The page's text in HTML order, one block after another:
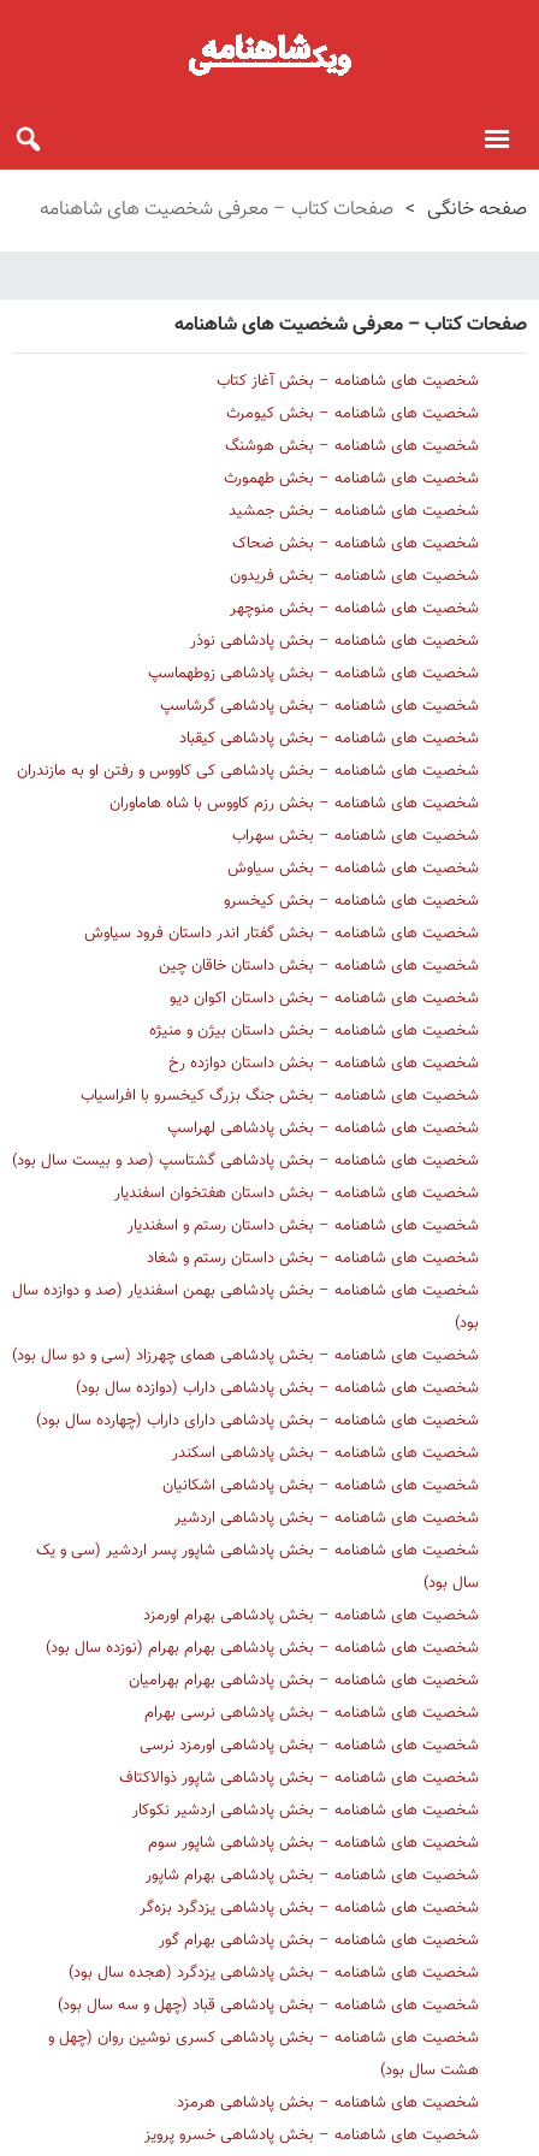
صفحه خانگی > صفحات کتاب – معرفی شخصیت های شاهنامه
صفحات کتاب – معرفی شخصیت های شاهنامه
شخصیت های شاهنامه – بخش آغاز کتاب
شخصیت های شاهنامه – بخش کیومرث
شخصیت های شاهنامه – بخش هوشنگ
شخصیت های شاهنامه – بخش طهمورث
شخصیت های شاهنامه – بخش جمشید
شخصیت های شاهنامه – بخش ضحاک
شخصیت های شاهنامه – بخش فریدون
شخصیت های شاهنامه – بخش منوچهر
شخصیت های شاهنامه – بخش پادشاهی نوذر
شخصیت های شاهنامه – بخش پادشاهی زوطهماسپ
شخصیت های شاهنامه – بخش پادشاهی گرشاسپ
شخصیت های شاهنامه – بخش پادشاهی کیقباد
شخصیت های شاهنامه – بخش پادشاهی کی کاووس و رفتن او به مازندران
شخصیت های شاهنامه – بخش رزم کاووس با شاه هاماوران
شخصیت های شاهنامه – بخش سهراب
شخصیت های شاهنامه – بخش سیاوش
شخصیت های شاهنامه – بخش کیخسرو
شخصیت های شاهنامه – بخش گفتار اندر داستان فرود سیاوش
شخصیت های شاهنامه – بخش داستان خاقان چین
شخصیت های شاهنامه – بخش داستان اکوان دیو
شخصیت های شاهنامه – بخش داستان بیژن و منیژه
شخصیت های شاهنامه – بخش داستان دوازده رخ
شخصیت های شاهنامه – بخش جنگ بزرگ کیخسرو با افراسیاب
شخصیت های شاهنامه – بخش پادشاهی لهراسپ
شخصیت های شاهنامه – بخش پادشاهی گشتاسپ (صد و بیست سال بود)
شخصیت های شاهنامه – بخش داستان هفتخوان اسفندیار
شخصیت های شاهنامه – بخش داستان رستم و اسفندیار
شخصیت های شاهنامه – بخش داستان رستم و شغاد
شخصیت های شاهنامه – بخش پادشاهی بهمن اسفندیار (صد و دوازده سال
بود)
شخصیت های شاهنامه – بخش پادشاهی همای چهرزاد (سی و دو سال بود)
شخصیت های شاهنامه – بخش پادشاهی داراب (دوازده سال بود)
شخصیت های شاهنامه – بخش پادشاهی دارای داراب (چهارده سال بود)
شخصیت های شاهنامه – بخش پادشاهی اسکندر
شخصیت های شاهنامه – بخش پادشاهی اشکانیان
شخصیت های شاهنامه – بخش پادشاهی اردشیر
شخصیت های شاهنامه – بخش پادشاهی شاپور پسر اردشیر (سی و یک
سال بود)
شخصیت های شاهنامه – بخش پادشاهی بهرام اورمزد
شخصیت های شاهنامه – بخش پادشاهی بهرام بهرام (نوزده سال بود)
شخصیت های شاهنامه – بخش پادشاهی بهرام بهرامیان
شخصیت های شاهنامه – بخش پادشاهی نرسی بهرام
شخصیت های شاهنامه – بخش پادشاهی اورمزد نرسی
شخصیت های شاهنامه – بخش پادشاهی شاپور ذوالاکتاف
شخصیت های شاهنامه – بخش پادشاهی اردشیر نکوکار
شخصیت های شاهنامه – بخش پادشاهی شاپور سوم
شخصیت های شاهنامه – بخش پادشاهی بهرام شاپور
شخصیت های شاهنامه – بخش پادشاهی یزدگرد بزه‌گر
شخصیت های شاهنامه – بخش پادشاهی بهرام گور
شخصیت های شاهنامه – بخش پادشاهی یزدگرد (هجده سال بود)
شخصیت های شاهنامه – بخش پادشاهی قباد (چهل و سه سال بود)
شخصیت های شاهنامه – بخش پادشاهی کسری نوشین روان (چهل و
هشت سال بود)
شخصیت های شاهنامه – بخش پادشاهی هرمزد
شخصیت های شاهنامه – بخش پادشاهی خسرو پرویز